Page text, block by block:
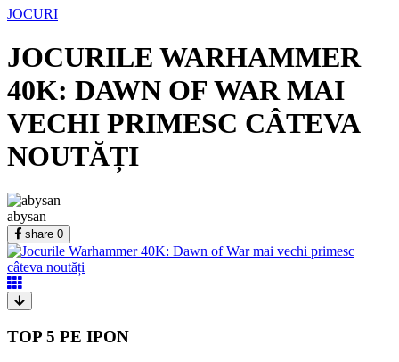
JOCURI
JOCURILE WARHAMMER
40K: DAWN OF WAR MAI
VECHI PRIMESC CÂTEVA
NOUTĂȚI
abysan
share 0
TOP 5 PE IPON